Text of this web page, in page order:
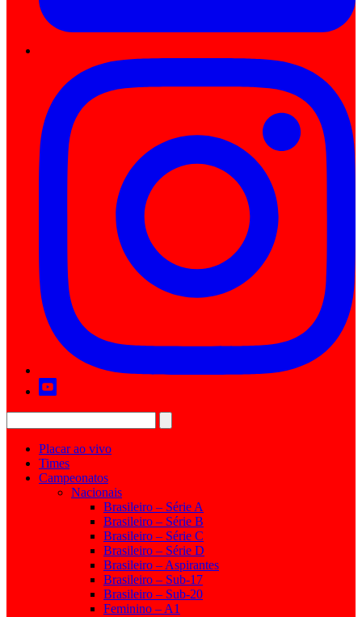
Placar ao vivo
Times
Campeonatos
Nacionais
Brasileiro – Série A
Brasileiro – Série B
Brasileiro – Série C
Brasileiro – Série D
Brasileiro – Aspirantes
Brasileiro – Sub-17
Brasileiro – Sub-20
Feminino – A1